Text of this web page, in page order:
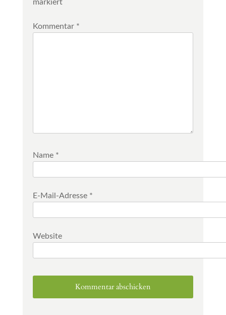
markiert
Kommentar *
Name *
E-Mail-Adresse *
Website